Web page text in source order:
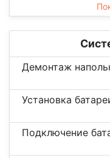
Демонтаж
Установка
Подключение